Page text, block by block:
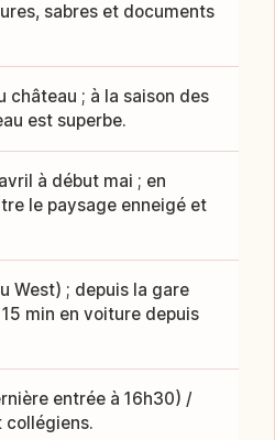
sabres et documents
château ; à la saison des
est superbe.
à début mai ; en
le paysage enneigé et
West) ; depuis la gare
min en voiture depuis
entrée à 16h30) /
collégiens.